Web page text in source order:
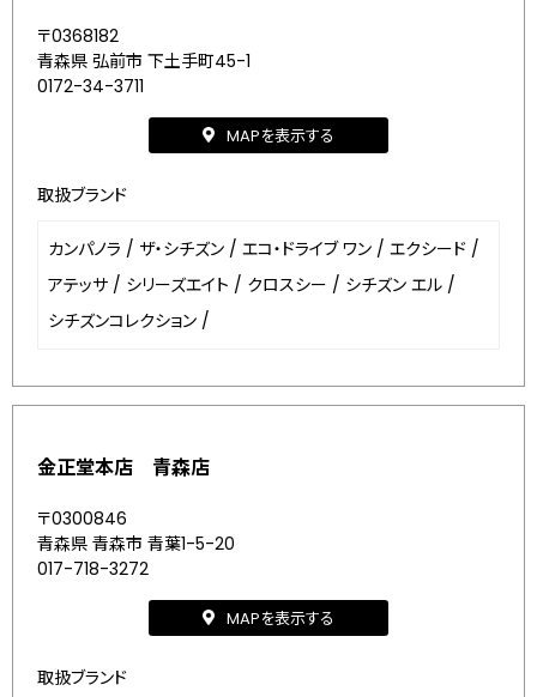
〒0368182
青森県 弘前市 下土手町45-1
0172-34-3711
MAPを表示する
取扱ブランド
カンパノラ / ザ・シチズン / エコ・ドライブ ワン / エクシード /
アテッサ / シリーズエイト / クロスシー / シチズン エル /
シチズンコレクション /
金正堂本店 青森店
〒0300846
青森県 青森市 青葉1-5-20
017-718-3272
MAPを表示する
取扱ブランド